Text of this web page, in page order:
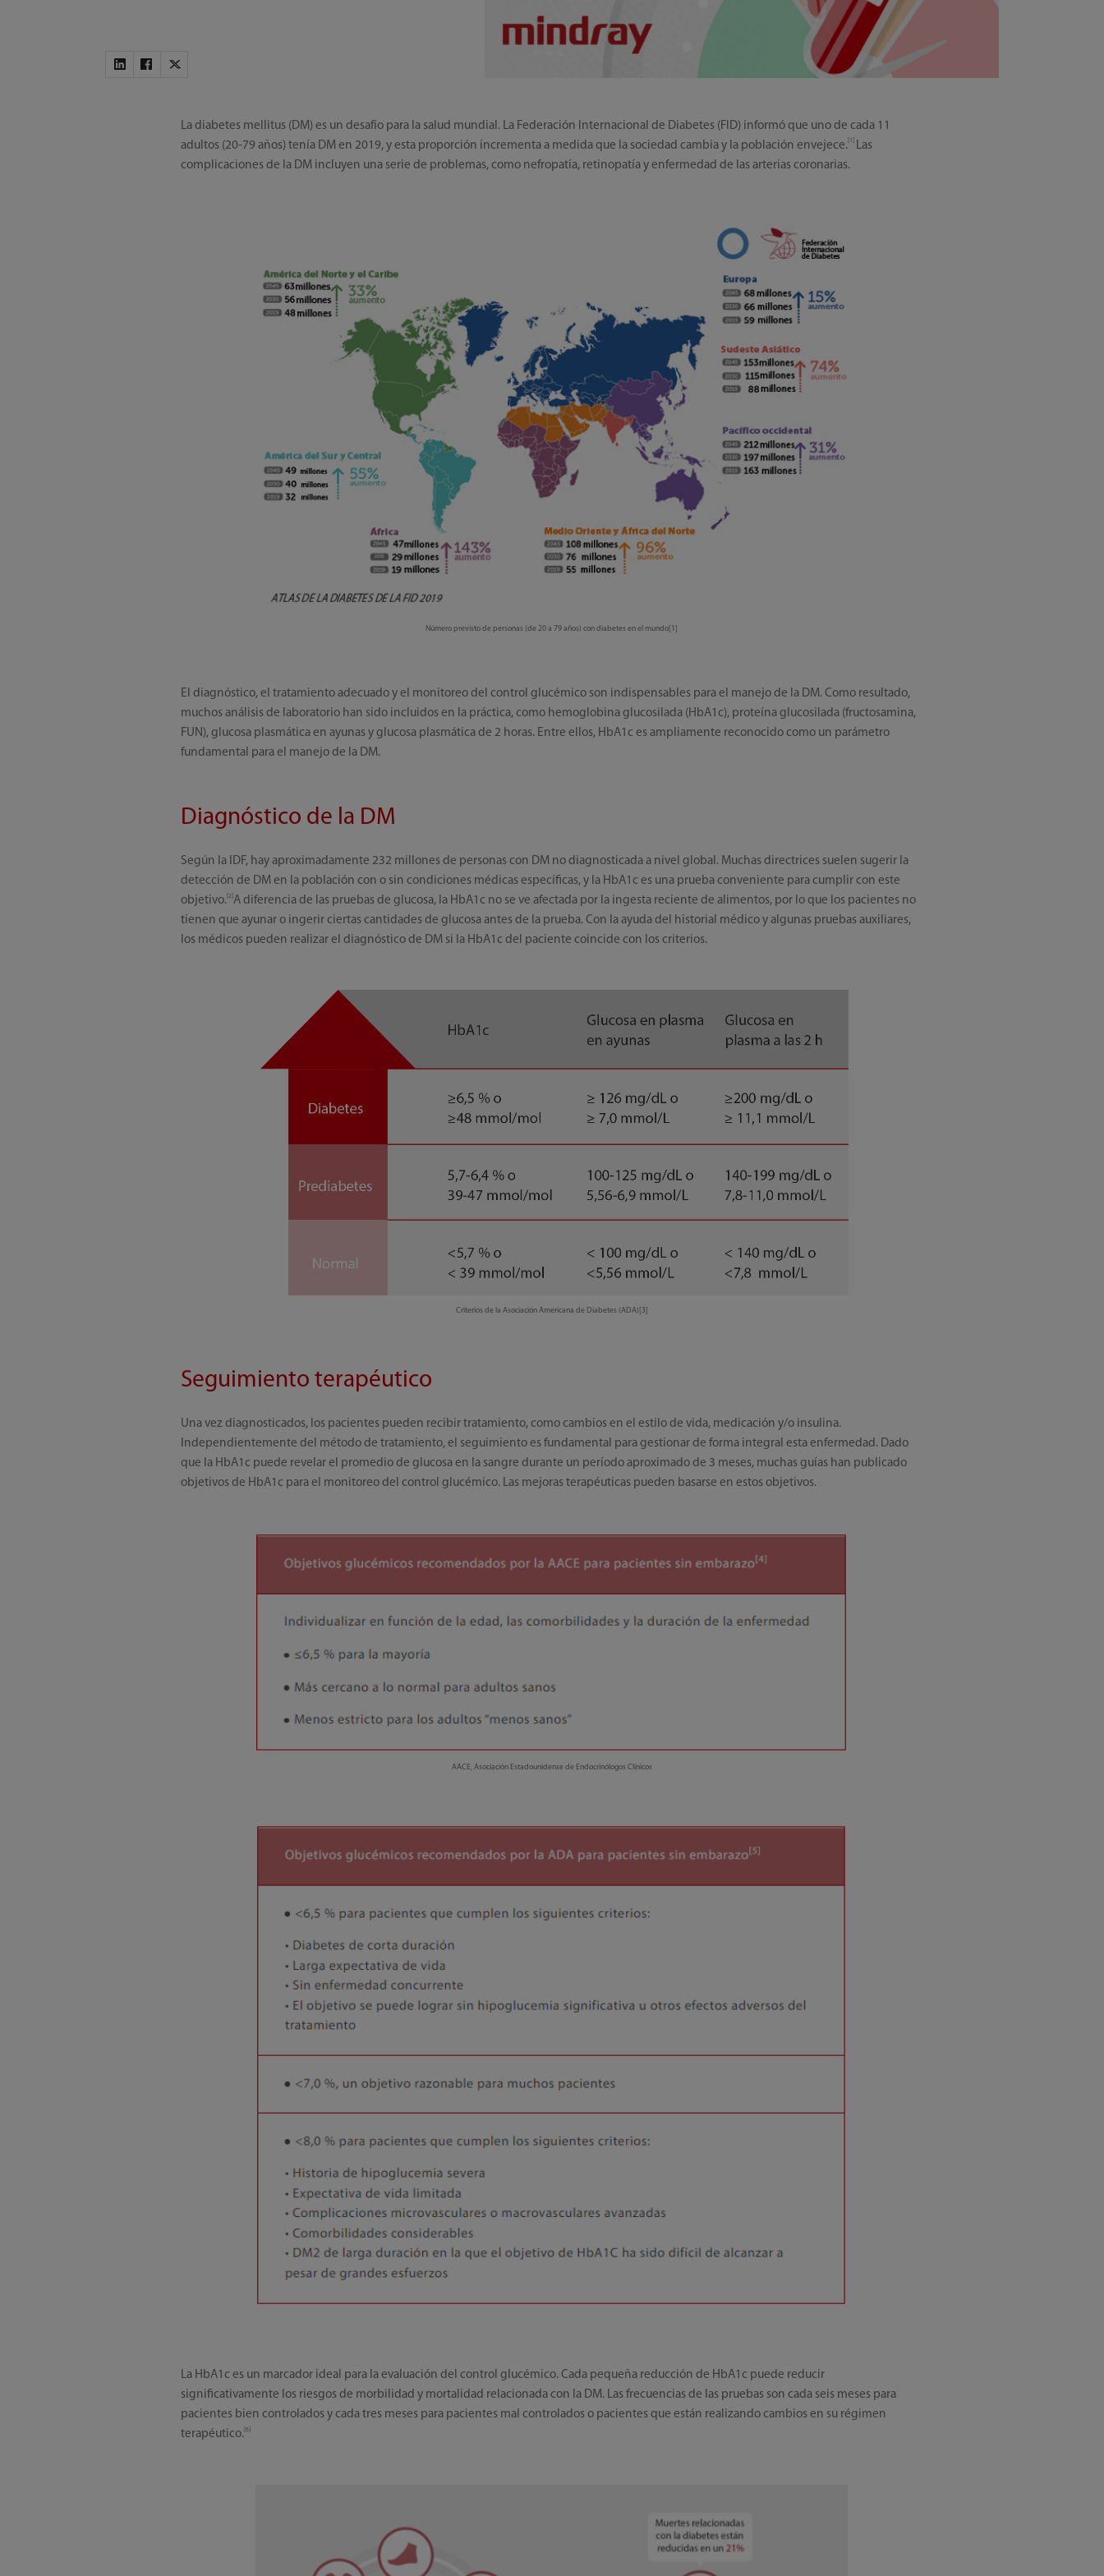
La diabetes mellitus (DM) es un desafío para la salud mundial. La Federación Internacional de Diabetes (FID) informó que uno de cada 11
adultos (20-79 años) tenía DM en 2019, y esta proporción incrementa a medida que la sociedad cambia y la población envejece. [1]
Las
complicaciones de la DM incluyen una serie de problemas, como nefropatía, retinopatía y enfermedad de las arterias coronarias.
Número previsto de personas (de 20 a 79 años) con diabetes en el mundo[1]
El diagnóstico, el tratamiento adecuado y el monitoreo del control glucémico son indispensables para el manejo de la DM. Como resultado,
muchos análisis de laboratorio han sido incluidos en la práctica, como hemoglobina glucosilada (HbA1c), proteína glucosilada (fructosamina,
FUN), glucosa plasmática en ayunas y glucosa plasmática de 2 horas. Entre ellos, HbA1c es ampliamente reconocido como un parámetro
fundamental para el manejo de la DM.
Diagnóstico de la DM
Según la IDF, hay aproximadamente 232 millones de personas con DM no diagnosticada a nivel global. Muchas directrices suelen sugerir la
detección de DM en la población con o sin condiciones médicas específicas, y la HbA1c es una prueba conveniente para cumplir con este
objetivo.[2]A diferencia de las pruebas de glucosa, la HbA1c no se ve afectada por la ingesta reciente de alimentos, por lo que los pacientes no
tienen que ayunar o ingerir ciertas cantidades de glucosa antes de la prueba. Con la ayuda del historial médico y algunas pruebas auxiliares,
los médicos pueden realizar el diagnóstico de DM si la HbA1c del paciente coincide con los criterios.
Criterios de la Asociación Americana de Diabetes (ADA)[3]
Seguimiento terapéutico
Una vez diagnosticados, los pacientes pueden recibir tratamiento, como cambios en el estilo de vida, medicación y/o insulina.
Independientemente del método de tratamiento, el seguimiento es fundamental para gestionar de forma integral esta enfermedad. Dado
que la HbA1c puede revelar el promedio de glucosa en la sangre durante un período aproximado de 3 meses, muchas guías han publicado
objetivos de HbA1c para el monitoreo del control glucémico. Las mejoras terapéuticas pueden basarse en estos objetivos.
AACE, Asociación Estadounidense de Endocrinólogos Clínicos
La HbA1c es un marcador ideal para la evaluación del control glucémico. Cada pequeña reducción de HbA1c puede reducir
significativamente los riesgos de morbilidad y mortalidad relacionada con la DM. Las frecuencias de las pruebas son cada seis meses para
pacientes bien controlados y cada tres meses para pacientes mal controlados o pacientes que están realizando cambios en su régimen
terapéutico.[6]